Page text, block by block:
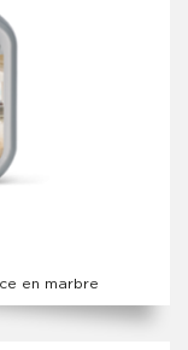
en marbre